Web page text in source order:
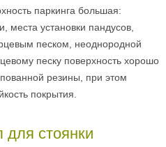
паркинга большая:
места установки пандусов,
песком, неоднородной
песку поверхность хорошо
резины, при этом
покрытия.
для стоянки